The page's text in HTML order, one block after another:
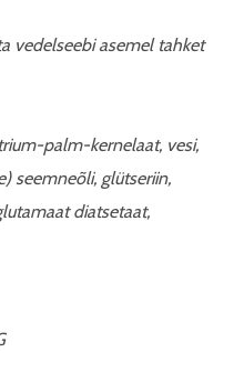
vedelseebi asemel tahket
palm-kernelaat, vesi,
seemneõli, glütseriin,
diatsetaat,